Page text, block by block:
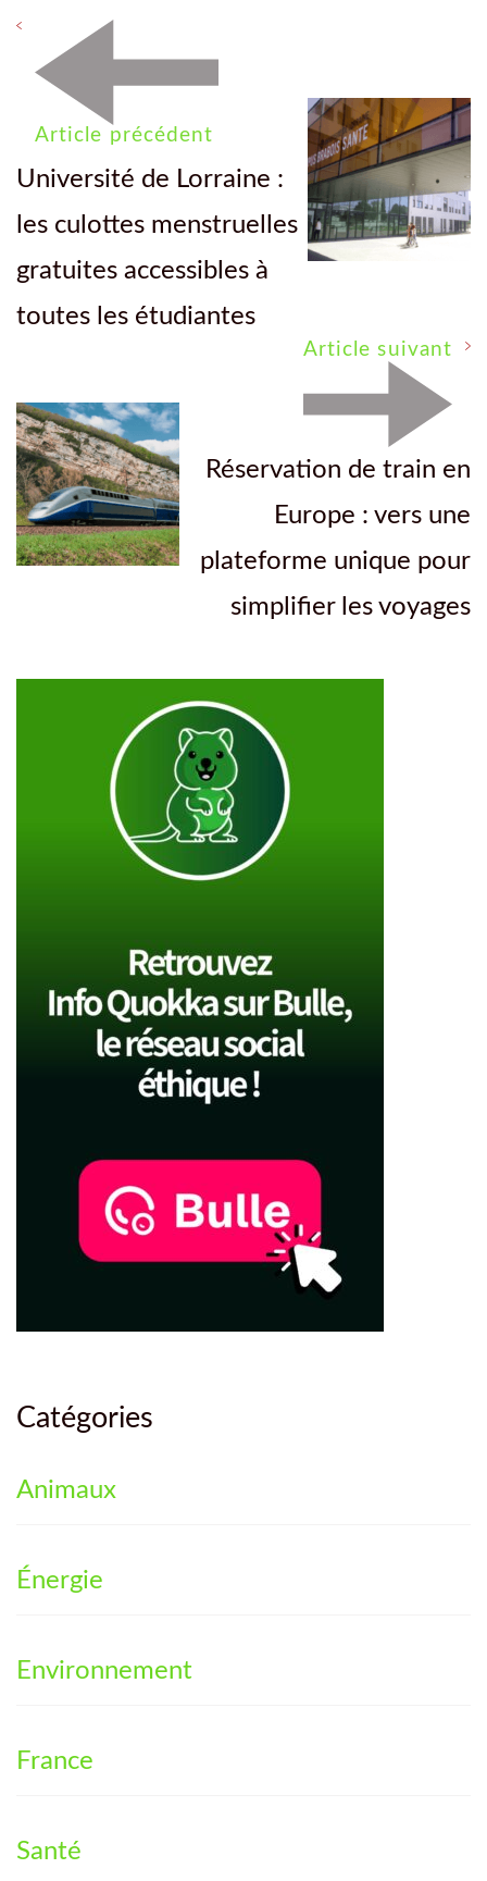
Article précédent
Université de Lorraine :
les culottes menstruelles
gratuites accessibles à
toutes les étudiantes
Article suivant
Réservation de train en
Europe : vers une
plateforme unique pour
simplifier les voyages
Catégories
Animaux
Énergie
Environnement
France
Santé